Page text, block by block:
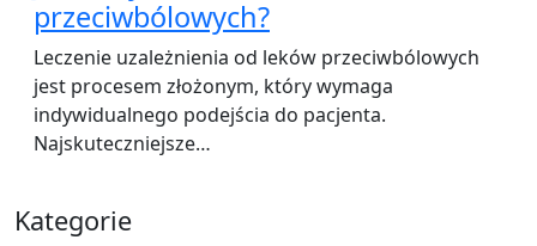
przeciwbólowych?
Leczenie uzależnienia od leków przeciwbólowych
jest procesem złożonym, który wymaga
indywidualnego podejścia do pacjenta.
Najskuteczniejsze…
Kategorie